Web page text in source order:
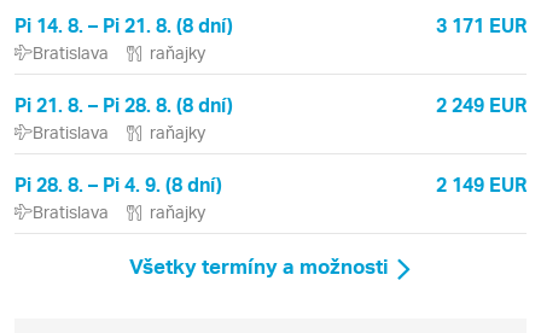
Pi 14. 8. – Pi 21. 8. (8 dní) 3 171 EUR
Bratislava raňajky
Pi 21. 8. – Pi 28. 8. (8 dní) 2 249 EUR
Bratislava raňajky
Pi 28. 8. – Pi 4. 9. (8 dní) 2 149 EUR
Bratislava raňajky
Všetky termíny a možnosti